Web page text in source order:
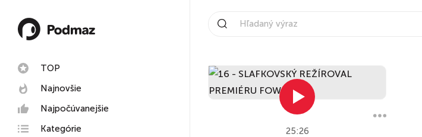
TOP
Najnovšie
Najpočúvanejšie
Kategórie
25:26